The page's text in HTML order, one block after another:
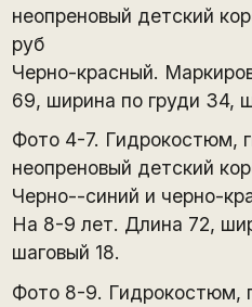
неопреновый детский
руб
Черно-красный.
69, ширина по груди 34,
Фото 4-7. Гидрокостюм,
неопреновый детский
Черно--синий и черно-
На 8-9 лет. Длина 72,
шаговый 18.
Фото 8-9. Гидрокостюм,